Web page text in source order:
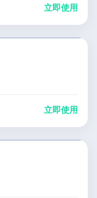
立即使用
立即使用